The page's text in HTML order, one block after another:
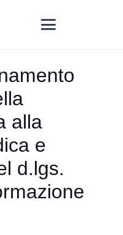
alla
e
d.lgs.